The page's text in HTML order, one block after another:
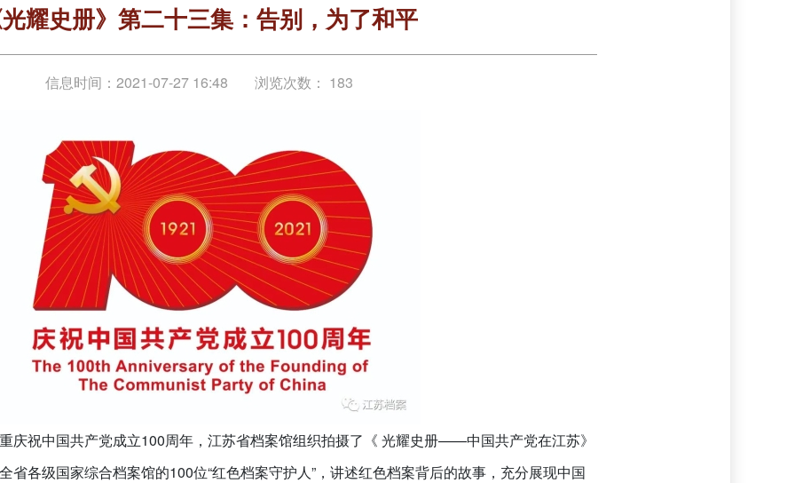
光耀史册》第二十三集：告别，为了和平
信息时间：2021-07-27 16:48 浏览次数： 183
庆祝中国共产党成立100周年，江苏省档案馆组织拍摄了《 光耀史册——中国共产党在江苏》
省各级国家综合档案馆的100位“红色档案守护人”，讲述红色档案背后的故事，充分展现中国